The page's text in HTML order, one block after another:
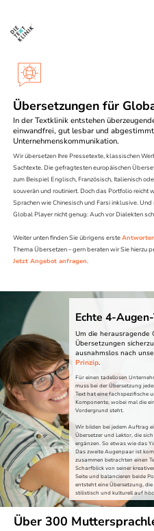
Übersetzungen für
In der Textklinik entstehen
einwandfrei, gut lesbar und
Unternehmenskommunikation.
Wir übersetzen Ihre Pressetexte, klassischen
Sachtexte. Die gefragtesten europäischen
zum Beispiel Englisch, Französisch, Italienisch
souverän und routiniert. Doch das Portfolio reicht
Sprachen wie Chinesisch und Farsi inklusive.
Global Player nicht genug: Auch vor Dialekten
Weiter unten finden Sie übrigens erste
Thema Übersetzen – gern beraten wir Sie hierzu
Jetzt Angebot anfragen.
Echte 4-
Um die herausragende
Übersetzungen
ausnahmslos nach
Prinzip.
Für einen tadellosen
muss bei der Übersetzung
Text hat eine fachspezifische
Komponente, wobei mal die
Vordergrund steht.
Wir bilden bei jedem Auftrag
Übersetzer und Lektor, die
ergänzen. So etwas wie das
Das zweite Augenpaar ist
zusammen betrachten einen
Scharfblick von seiner
Seite und balancieren beide
entsteht eine Übersetzung,
stilistisch und kulturell auf
Über 300